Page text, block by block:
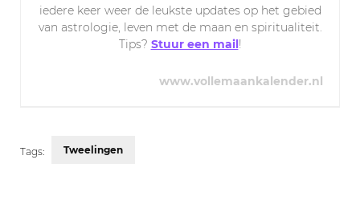
iedere keer weer de leukste updates op het gebied
van astrologie, leven met de maan en spiritualiteit.
Tips? Stuur een mail !
www.vollemaankalender.nl
Tags: Tweelingen